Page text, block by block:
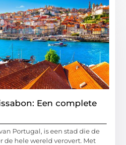
Een complete
Portugal, is een stad die de
de hele wereld verovert. Met